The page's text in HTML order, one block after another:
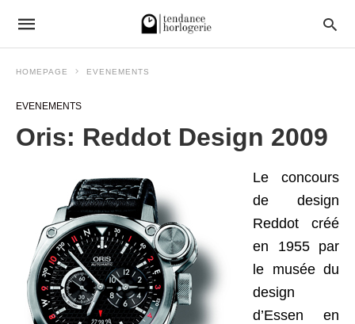
HOMEPAGE EVENEMENTS
EVENEMENTS
Oris: Reddot Design 2009
Le concours
de design
Reddot créé
en 1955 par
le musée du
design
d’Essen en